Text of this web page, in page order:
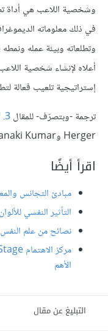
وشخصية اللاعب هي أداة
في ذلك معلوماته
وتطلعاته وبيئة عمله
أعلاه لإنشاء شخصية
إستراتيجية تلعيب فعالة
ترجمة -وبتصرّف- للمقال3. Chapter 3: Player
Herger وJanaki Kumar.
اقرأ أيضًا
مبادئ التجانس
التأثير النفسي
نصائح من علم
الأهم
التبليغ عن مقال